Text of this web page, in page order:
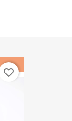
favorite_border